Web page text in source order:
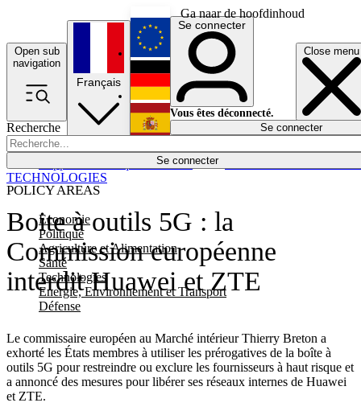
Ga naar de hoofdinhoud
Open sub
navigation
Close menu
Recherche
Se connecter
POLICY AREAS
Economie
Politique
Agriculture et Alimentation
Santé
Technologies
Energie, Environnement et Transport
Défense
Économie
Français
English
Deutsch
Español
Se connecter
Vous êtes déconnecté.
Se connecter
Boite à outils 5G : la
Commission européenne
interdit Huawei et ZTE
Le commissaire européen au Marché intérieur Thierry Breton a
exhorté les États membres à utiliser les prérogatives de la boîte à
outils 5G pour restreindre ou exclure les fournisseurs à haut risque et
a annoncé des mesures pour libérer ses réseaux internes de Huawei
et ZTE.
TECHNOLOGIES